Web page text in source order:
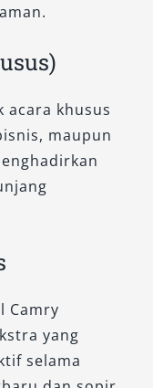
acara khusus
maupun
Camry
yang
selama